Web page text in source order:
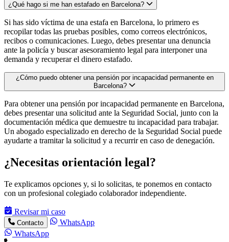
¿Qué hago si me han estafado en Barcelona?
Si has sido víctima de una estafa en Barcelona, lo primero es
recopilar todas las pruebas posibles, como correos electrónicos,
recibos o comunicaciones. Luego, debes presentar una denuncia
ante la policía y buscar asesoramiento legal para interponer una
demanda y recuperar el dinero estafado.
¿Cómo puedo obtener una pensión por incapacidad permanente en
Barcelona?
Para obtener una pensión por incapacidad permanente en Barcelona,
debes presentar una solicitud ante la Seguridad Social, junto con la
documentación médica que demuestre tu incapacidad para trabajar.
Un abogado especializado en derecho de la Seguridad Social puede
ayudarte a tramitar la solicitud y a recurrir en caso de denegación.
¿Necesitas orientación legal?
Te explicamos opciones y, si lo solicitas, te ponemos en contacto
con un profesional colegiado colaborador independiente.
Revisar mi caso
Contacto
WhatsApp
WhatsApp